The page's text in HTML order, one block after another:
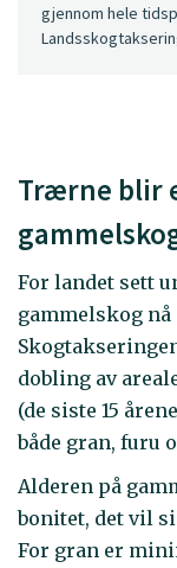
gjennom hele
Trærne blir
For landet sett
gammelskog nå
dobling av
(de siste 15
både gran, furu
Alderen på
bonitet, det vil
For gran er